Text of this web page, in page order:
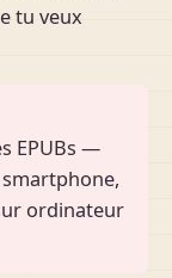
tu veux
EPUBs —
smartphone,
ordinateur